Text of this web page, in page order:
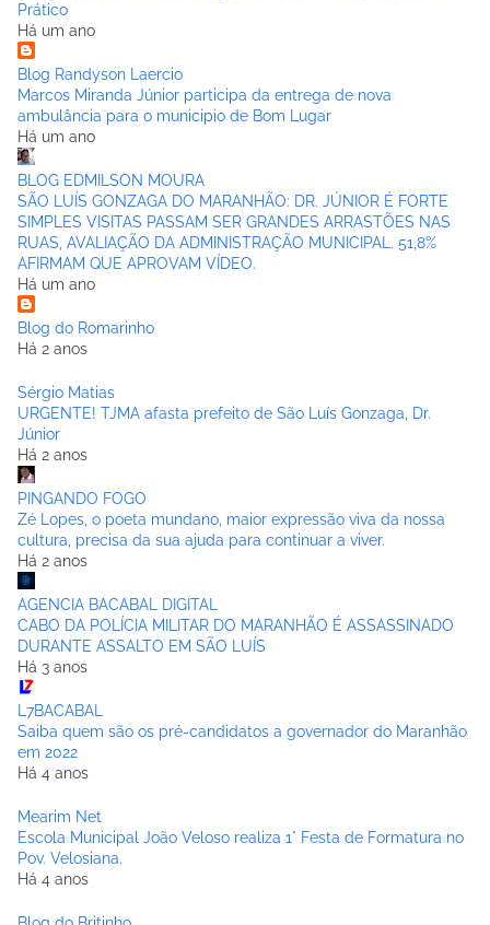
Prático
Há um ano
Blog Randyson Laercio
Marcos Miranda Júnior participa da entrega de nova
ambulância para o municipio de Bom Lugar
Há um ano
BLOG EDMILSON MOURA
SÃO LUÍS GONZAGA DO MARANHÃO: DR. JÚNIOR É FORTE
SIMPLES VISITAS PASSAM SER GRANDES ARRASTÕES NAS
RUAS, AVALIAÇÃO DA ADMINISTRAÇÃO MUNICIPAL. 51,8%
AFIRMAM QUE APROVAM VÍDEO.
Há um ano
Blog do Romarinho
Há 2 anos
Sérgio Matias
URGENTE! TJMA afasta prefeito de São Luís Gonzaga, Dr.
Júnior
Há 2 anos
PINGANDO FOGO
Zé Lopes, o poeta mundano, maior expressão viva da nossa
cultura, precisa da sua ajuda para continuar a viver.
Há 2 anos
AGENCIA BACABAL DIGITAL
CABO DA POLÍCIA MILITAR DO MARANHÃO É ASSASSINADO
DURANTE ASSALTO EM SÃO LUÍS
Há 3 anos
L7BACABAL
Saiba quem são os pré-candidatos a governador do Maranhão
em 2022
Há 4 anos
Mearim Net
Escola Municipal João Veloso realiza 1° Festa de Formatura no
Pov. Velosiana.
Há 4 anos